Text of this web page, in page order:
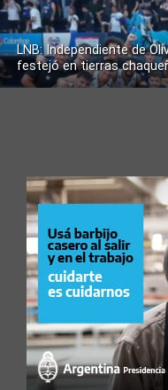
LNB: Independiente de
festejó en tierras